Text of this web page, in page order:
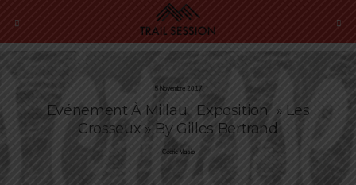
5 Novembre 2017
Evénement À Millau : Exposition » Les
Crosseux » By Gilles Bertrand
Cédric Masip